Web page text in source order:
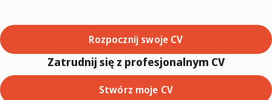
Rozpocznij swoje CV
Zatrudnij się z profesjonalnym CV
Stwórz moje CV